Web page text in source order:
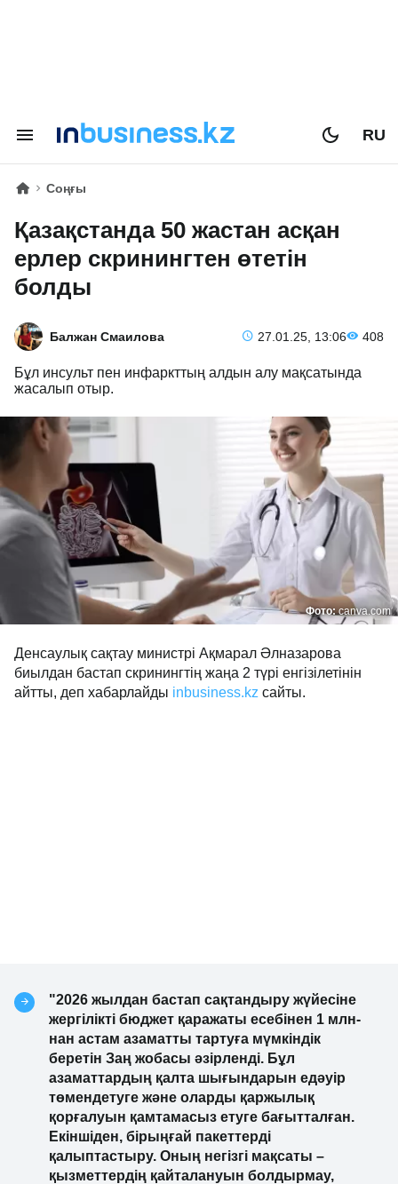
RU
Соңғы
Қазақстанда 50 жастан асқан
ерлер скринингтен өтетін
болды
Балжан Смаилова 27.01.25, 13:06 408
Бұл инсульт пен инфаркттың алдын алу мақсатында
жасалып отыр.
Фото:canva.com
Денсаулық сақтау министрі Ақмарал Әлназарова
биылдан бастап скринингтің жаңа 2 түрі енгізілетінін
айтты, деп хабарлайды inbusiness.kz сайты.
"2026 жылдан бастап сақтандыру жүйесіне
жергілікті бюджет қаражаты есебінен 1 млн-
нан астам азаматты тартуға мүмкіндік
беретін Заң жобасы әзірленді. Бұл
азаматтардың қалта шығындарын едәуір
төмендетуге және оларды қаржылық
қорғалуын қамтамасыз етуге бағытталған.
Екіншіден, бірыңғай пакеттерді
қалыптастыру. Оның негізгі мақсаты –
қызметтердің қайталануын болдырмау,